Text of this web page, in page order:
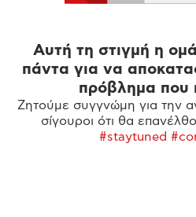
Αυτή τη στιγμή η
πάντα για να
πρόβλημα που
Ζητούμε συγγνώμη για την
σίγουροι ότι θα
#staytuned